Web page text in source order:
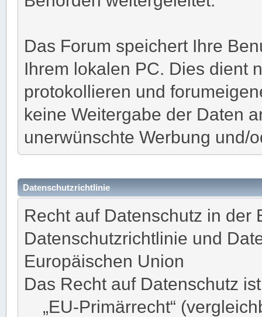
Das Forum speichert Ihre
Ihrem lokalen PC. Dies dient
protokollieren und
keine Weitergabe der Daten
unerwünschte Werbung und/
Datenschutzrichtlinie
Recht auf Datenschutz in der
Datenschutzrichtlinie und
Europäischen Union
Das Recht auf Datenschutz
„EU-Primärrecht“